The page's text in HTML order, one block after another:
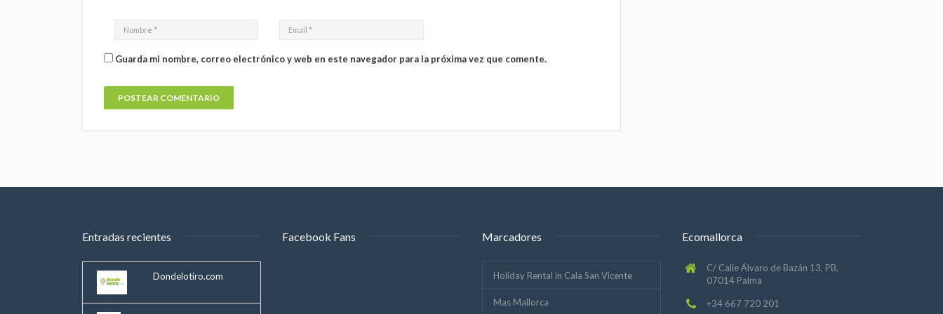
Guarda mi nombre, correo electrónico y web en este navegador para la próxima vez que comente.
Entradas recientes
Dondelotiro.com
Facebook Fans Marcadores
Holiday Rental in Cala San Vicente
Mas Mallorca
Ecomallorca
C/ Calle Álvaro de Bazán 13, PB,
07014 Palma
+34 667 720 201